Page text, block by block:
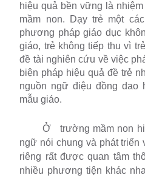
hiệu quả bền vững là
mầm non. Dạy trẻ một
phương pháp giáo dục
giáo, trẻ không tiếp thu vì
đề tài nghiên cứu về việc
biện pháp hiệu quả đề trẻ
nguồn ngữ điệu đồng dao
mẫu giáo.
Ở
trường mầm non
ngữ nói chung và phát triển
riêng rất được quan tâm
nhiều phương tiện khác